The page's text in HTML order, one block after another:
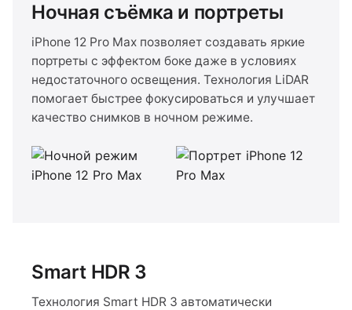
Ночная съёмка и портреты
iPhone 12 Pro Max позволяет создавать яркие
портреты с эффектом боке даже в условиях
недостаточного освещения. Технология LiDAR
помогает быстрее фокусироваться и улучшает
качество снимков в ночном режиме.
Smart HDR 3
Технология Smart HDR 3 автоматически